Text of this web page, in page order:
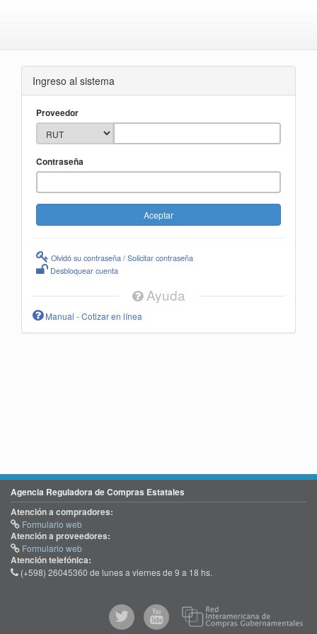
Ingreso al sistema
Proveedor
Contraseña
Olvidó su contraseña / Solicitar contraseña
Desbloquear cuenta
Ayuda
Manual - Cotizar en línea
Agencia Reguladora de Compras Estatales
Atención a compradores:
Formulario web
Atención a proveedores:
Formulario web
Atención telefónica:
(+598) 26045360 de lunes a viernes de 9 a 18 hs.
@comprasgubuy
ACCE